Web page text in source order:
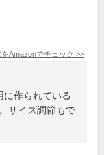
Amazonでチェック >>
作られている
サイズ調節もで